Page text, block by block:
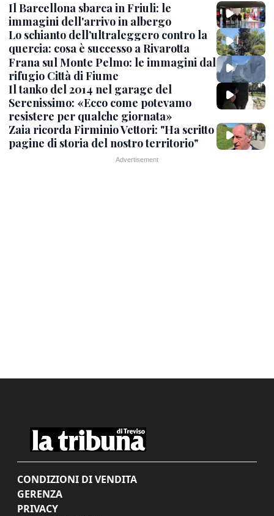
Il Barcellona sbarca in Friuli: le
immagini dell'arrivo in albergo
Lo schianto dell’ultraleggero contro la
quercia: cosa è successo a Rivarotta
Frana sul Monte Pelmo: le immagini dal
rifugio Città di Fiume
Il tanko del 2014 nel garage del
Serenissimo: «Ecco come potevamo
resistere per qualche giornata»
Zaia ricorda Firminio Vettori: "Ha scritto
pagine di storia del nostro territorio"
CONDIZIONI DI VENDITA
GERENZA
PRIVACY